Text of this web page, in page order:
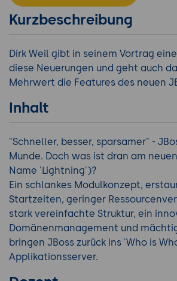
Kurzbeschreibung
Dirk Weil gibt in seinem Vortrag
diese Neuerungen und geht auch
Mehrwert die Features des neuen
Inhalt
"Schneller, besser, sparsamer" -
Munde. Doch was ist dran am
Name 'Lightning')?
Ein schlankes Modulkonzept,
Startzeiten, geringer
stark vereinfachte Struktur, ein
Domänenmanagement und
bringen JBoss zurück ins 'Who is
Applikationsserver.